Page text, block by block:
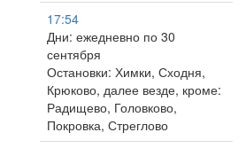
17:54
Дни: ежедневно по 30
сентября
Остановки: Химки, Сходня,
Крюково, далее везде, кроме:
Радищево, Головково,
Покровка, Стреглово